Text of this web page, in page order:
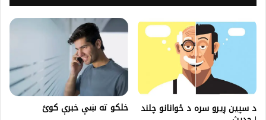
د سپین ږیرو سره د ځوانانو چلند خلکو ته ښې خبرې کوﺉ